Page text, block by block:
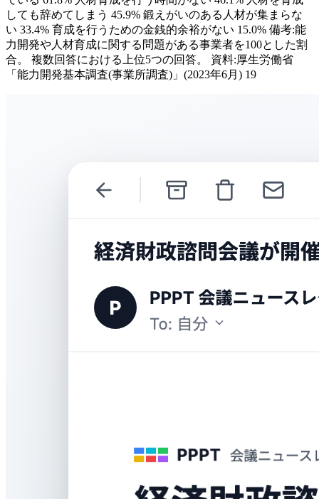
しても辞めてしまう 45.9% 鍛えがいのある人材が集まらな
い 33.4% 育成を行うための金銭的余裕がない 15.0% 備考:能
力開発や人材育成に関する問題がある事業者を100とした割
合。 複数回答における上位5つの回答。 資料:厚生労働省
「能力開発基本調査(事業所調査)」(2023年6月) 19